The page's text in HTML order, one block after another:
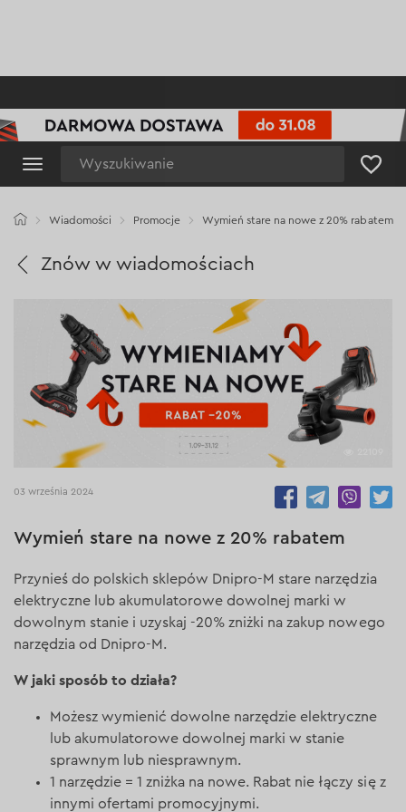
Wiadomości Promocje Wymień stare na nowe z 20% rabatem
Znów w wiadomościach
03 września 2024
Wymień stare na nowe z 20% rabatem
Przynieś do polskich sklepów Dnipro-M stare narzędzia
elektryczne lub akumulatorowe dowolnej marki w
dowolnym stanie i uzyskaj -20% zniżki na zakup nowego
narzędzia od Dnipro-M.
W jaki sposób to działa?
Możesz wymienić dowolne narzędzie elektryczne
lub akumulatorowe dowolnej marki w stanie
sprawnym lub niesprawnym.
1 narzędzie = 1 zniżka na nowe. Rabat nie łączy się z
innymi ofertami promocyjnymi.